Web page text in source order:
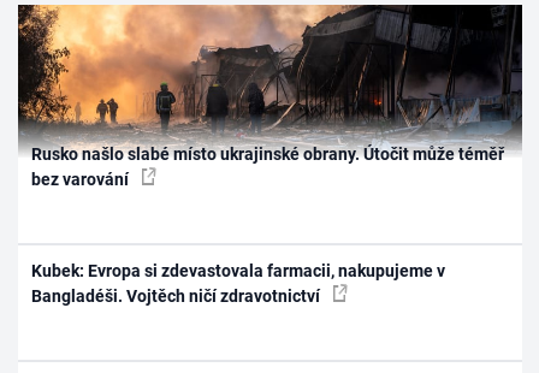
Rusko našlo slabé místo ukrajinské obrany. Útočit může téměř
bez varování
Kubek: Evropa si zdevastovala farmacii, nakupujeme v
Bangladéši. Vojtěch ničí zdravotnictví